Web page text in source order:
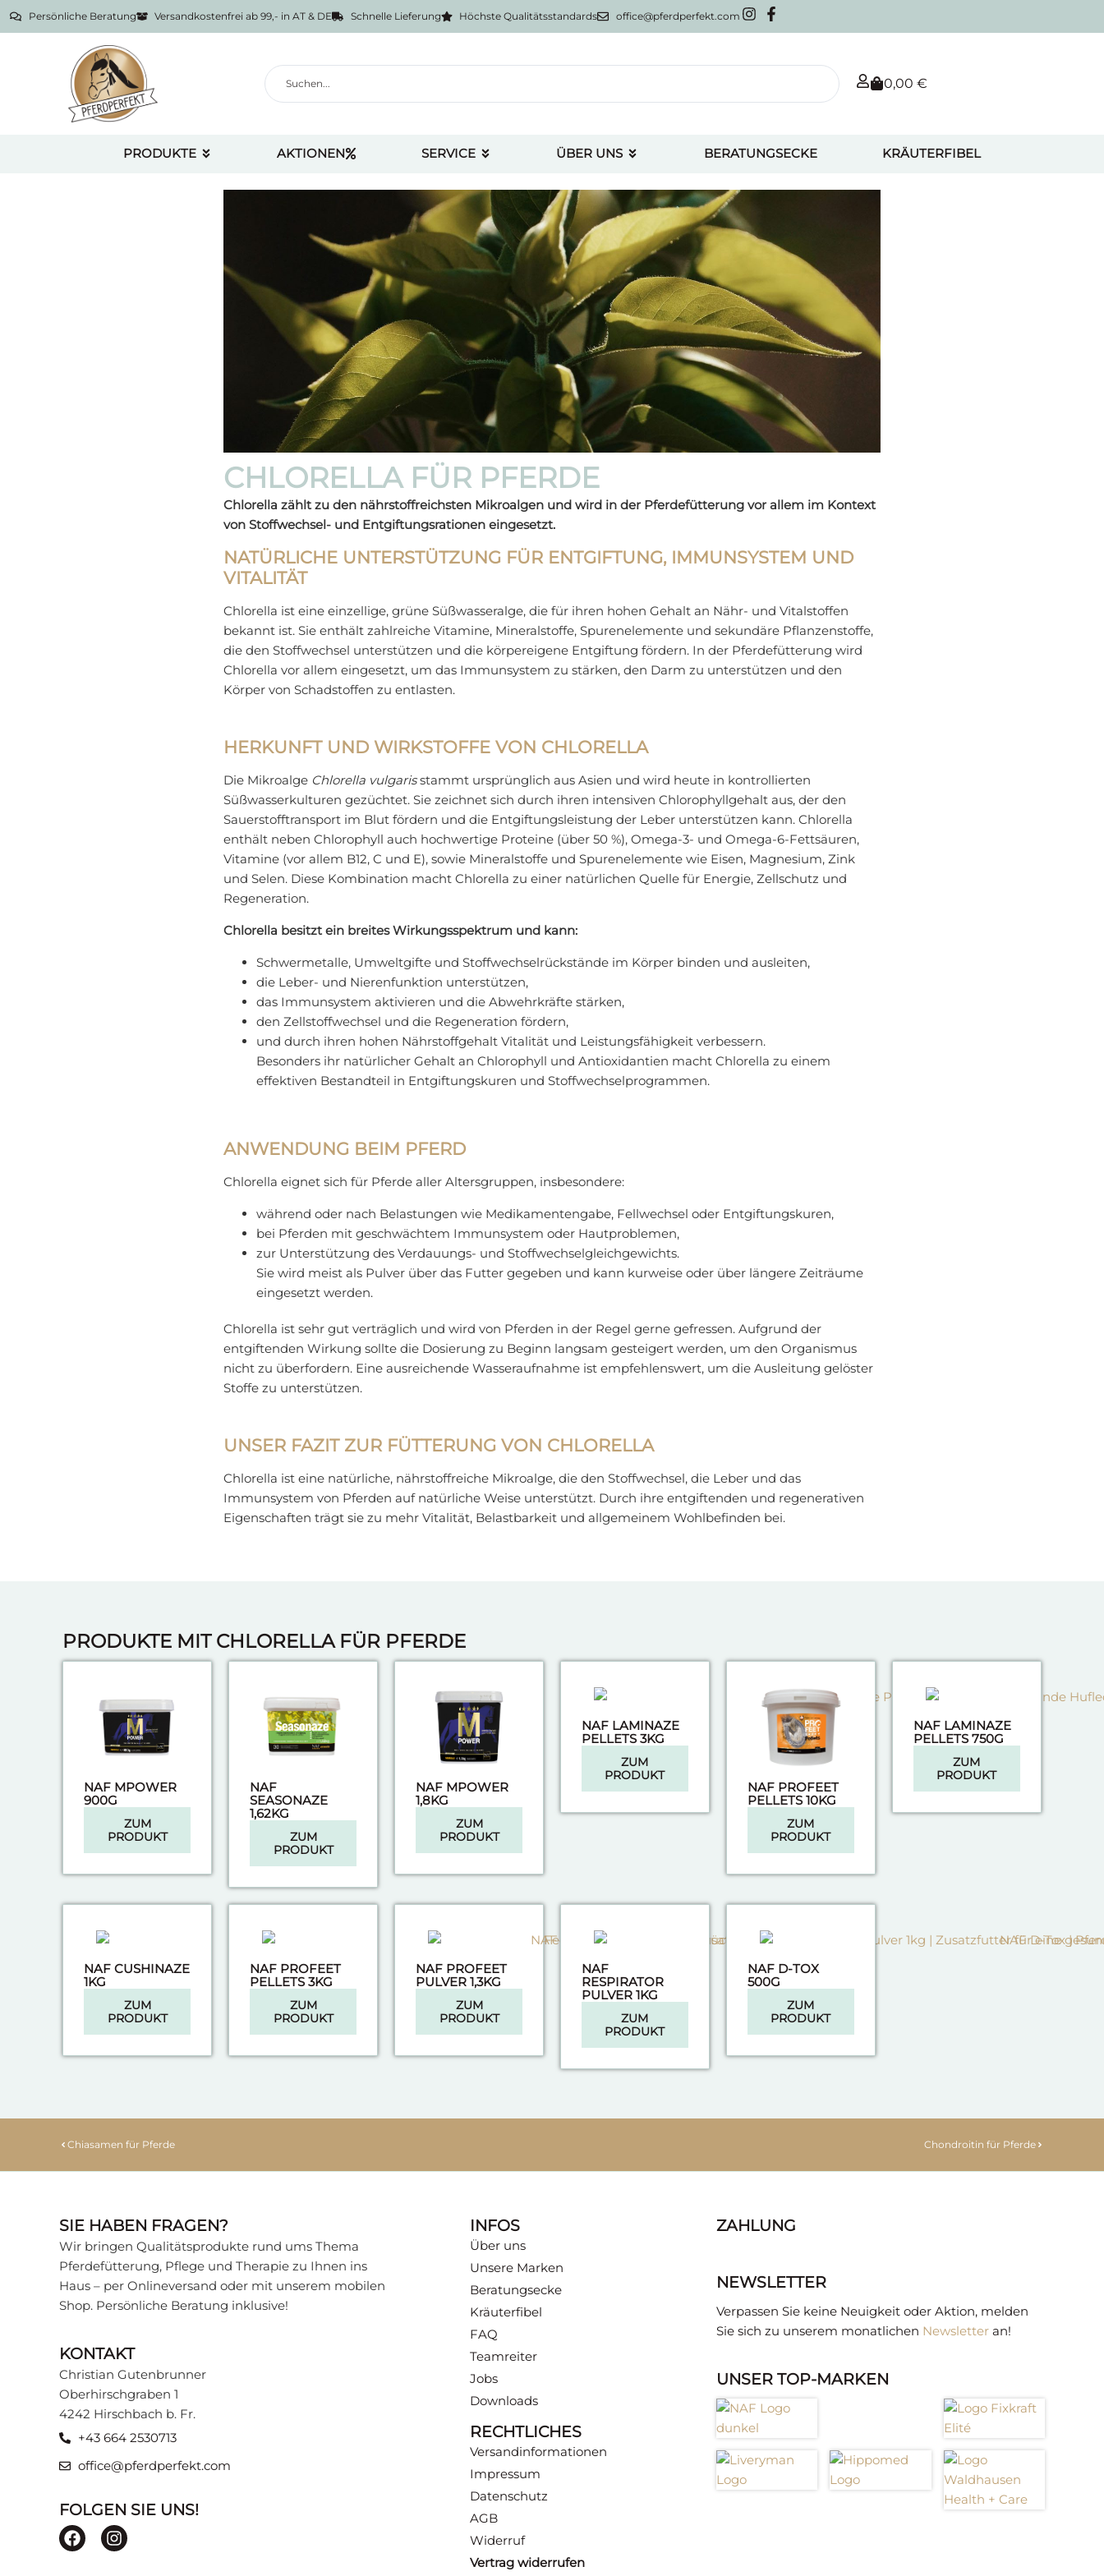
Persönliche Beratung Versandkostenfrei ab 99,- in AT & DE Schnelle Lieferung Höchste Qualitätsstandards office@pferdperfekt.com
0,00 €
PRODUKTE AKTIONEN SERVICE ÜBER UNS BERATUNGSECKE KRÄUTERFIBEL
CHLORELLA FÜR PFERDE
Chlorella zählt zu den nährstoffreichsten Mikroalgen und wird in der Pferdefütterung vor allem im Kontext
von Stoffwechsel- und Entgiftungsrationen eingesetzt.
NATÜRLICHE UNTERSTÜTZUNG FÜR ENTGIFTUNG, IMMUNSYSTEM UND
VITALITÄT
Chlorella ist eine einzellige, grüne Süßwasseralge, die für ihren hohen Gehalt an Nähr- und Vitalstoffen
bekannt ist. Sie enthält zahlreiche Vitamine, Mineralstoffe, Spurenelemente und sekundäre Pflanzenstoffe,
die den Stoffwechsel unterstützen und die körpereigene Entgiftung fördern. In der Pferdefütterung wird
Chlorella vor allem eingesetzt, um das Immunsystem zu stärken, den Darm zu unterstützen und den
Körper von Schadstoffen zu entlasten.
HERKUNFT UND WIRKSTOFFE VON CHLORELLA
Die Mikroalge Chlorella vulgarisstammt ursprünglich aus Asien und wird heute in kontrollierten
Süßwasserkulturen gezüchtet. Sie zeichnet sich durch ihren intensiven Chlorophyllgehalt aus, der den
Sauerstofftransport im Blut fördern und die Entgiftungsleistung der Leber unterstützen kann. Chlorella
enthält neben Chlorophyll auch hochwertige Proteine (über 50 %), Omega-3- und Omega-6-Fettsäuren,
Vitamine (vor allem B12, C und E), sowie Mineralstoffe und Spurenelemente wie Eisen, Magnesium, Zink
und Selen. Diese Kombination macht Chlorella zu einer natürlichen Quelle für Energie, Zellschutz und
Regeneration.
Chlorella besitzt ein breites Wirkungsspektrum und kann:
Schwermetalle, Umweltgifte und Stoffwechselrückstände im Körper binden und ausleiten,
die Leber- und Nierenfunktion unterstützen,
das Immunsystem aktivieren und die Abwehrkräfte stärken,
den Zellstoffwechsel und die Regeneration fördern,
und durch ihren hohen Nährstoffgehalt Vitalität und Leistungsfähigkeit verbessern.
Besonders ihr natürlicher Gehalt an Chlorophyll und Antioxidantien macht Chlorella zu einem
effektiven Bestandteil in Entgiftungskuren und Stoffwechselprogrammen.
ANWENDUNG BEIM PFERD
Chlorella eignet sich für Pferde aller Altersgruppen, insbesondere:
während oder nach Belastungen wie Medikamentengabe, Fellwechsel oder Entgiftungskuren,
bei Pferden mit geschwächtem Immunsystem oder Hautproblemen,
zur Unterstützung des Verdauungs- und Stoffwechselgleichgewichts.
Sie wird meist als Pulver über das Futter gegeben und kann kurweise oder über längere Zeiträume
eingesetzt werden.
Chlorella ist sehr gut verträglich und wird von Pferden in der Regel gerne gefressen. Aufgrund der
entgiftenden Wirkung sollte die Dosierung zu Beginn langsam gesteigert werden, um den Organismus
nicht zu überfordern. Eine ausreichende Wasseraufnahme ist empfehlenswert, um die Ausleitung gelöster
Stoffe zu unterstützen.
UNSER FAZIT ZUR FÜTTERUNG VON CHLORELLA
Chlorella ist eine natürliche, nährstoffreiche Mikroalge, die den Stoffwechsel, die Leber und das
Immunsystem von Pferden auf natürliche Weise unterstützt. Durch ihre entgiftenden und regenerativen
Eigenschaften trägt sie zu mehr Vitalität, Belastbarkeit und allgemeinem Wohlbefinden bei.
PRODUKTE MIT CHLORELLA FÜR PFERDE
NAF MPOWER
900G
ZUM
PRODUKT
NAF
SEASONAZE
1,62KG
ZUM
PRODUKT
NAF MPOWER
1,8KG
ZUM
PRODUKT
NAF LAMINAZE
PELLETS 3KG
ZUM
PRODUKT
NAF PROFEET
PELLETS 10KG
ZUM
PRODUKT
NAF LAMINAZE
PELLETS 750G
ZUM
PRODUKT
NAF CUSHINAZE
1KG
ZUM
PRODUKT
NAF PROFEET
PELLETS 3KG
ZUM
PRODUKT
NAF PROFEET
PULVER 1,3KG
ZUM
PRODUKT
NAF
RESPIRATOR
PULVER 1KG
ZUM
PRODUKT
NAF D-TOX
500G
ZUM
PRODUKT
Chiasamen für Pferde Chondroitin für Pferde
SIE HABEN FRAGEN?
Wir bringen Qualitätsprodukte rund ums Thema
Pferdefütterung, Pflege und Therapie zu Ihnen ins
Haus – per Onlineversand oder mit unserem mobilen
Shop. Persönliche Beratung inklusive!
KONTAKT
Christian Gutenbrunner
Oberhirschgraben 1
4242 Hirschbach b. Fr.
+43 664 2530713
office@pferdperfekt.com
FOLGEN SIE UNS!
INFOS
Über uns
Unsere Marken
Beratungsecke
Kräuterfibel
FAQ
Teamreiter
Jobs
Downloads
RECHTLICHES
Versandinformationen
Impressum
Datenschutz
AGB
Widerruf
Vertrag widerrufen
ZAHLUNG
NEWSLETTER
Verpassen Sie keine Neuigkeit oder Aktion, melden
Sie sich zu unserem monatlichen Newsletter an!
UNSER TOP-MARKEN